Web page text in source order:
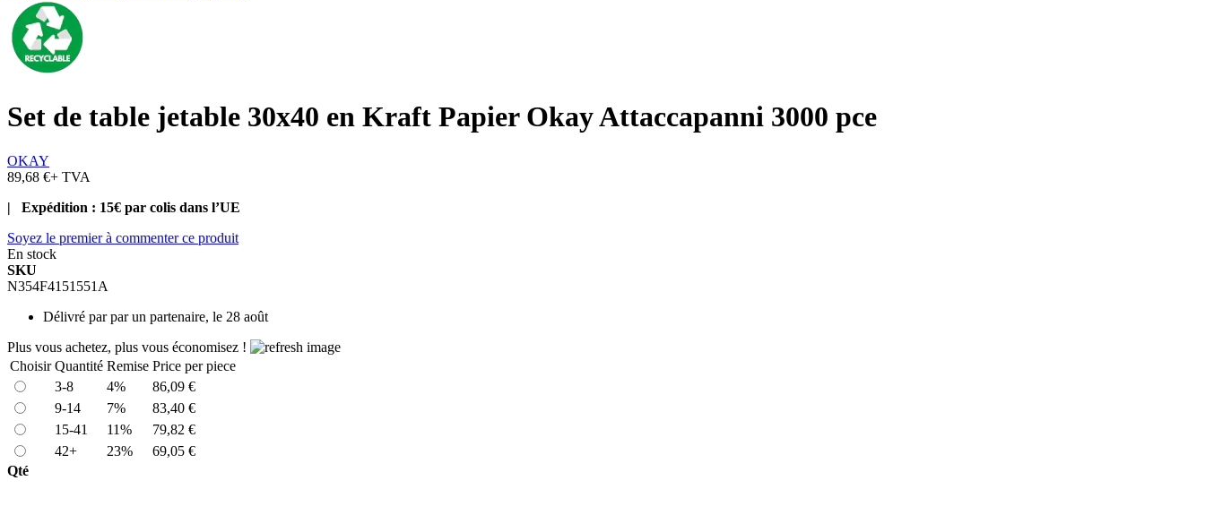
Set de table jetable 30x40 en Kraft Papier Okay Attaccapanni 3000 pce
OKAY
89,68 €+ TVA
| Expédition : 15€ par colis dans l’UE
Soyez le premier à commenter ce produit
En stock
SKU
N354F4151551A
Délivré par par un partenaire, le 28 août
Plus vous achetez, plus vous économisez !
Choisir Quantité Remise Price per piece
3-8
4%
86,09 €
9-14
7%
83,40 €
15-41
11%
79,82 €
42+
23%
69,05 €
Qté